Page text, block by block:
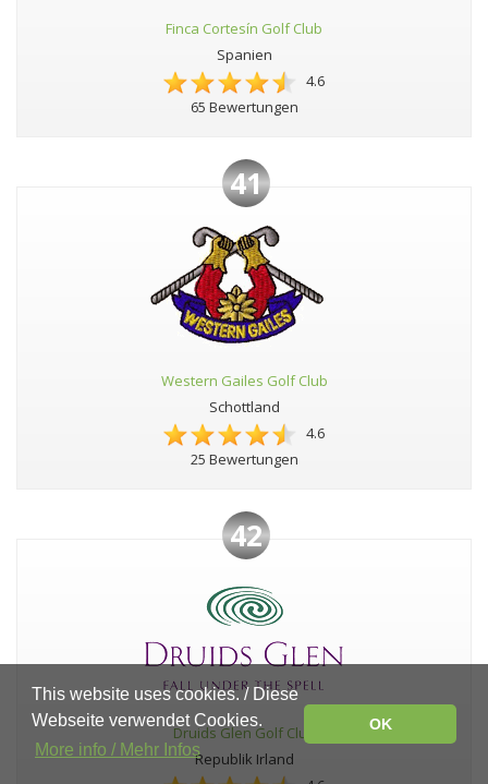
Finca Cortesín Golf Club
Spanien
4.6
65 Bewertungen
41
Western Gailes Golf Club
Schottland
4.6
25 Bewertungen
42
Druids Glen Golf Club
Republik Irland
This website uses cookies. / Diese
Webseite verwendet Cookies.
More info / Mehr Infos
OK